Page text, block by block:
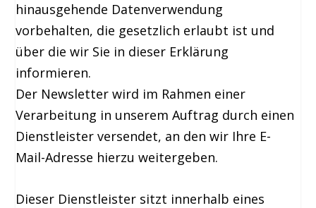
hinausgehende Datenverwendung
vorbehalten, die gesetzlich erlaubt ist und
über die wir Sie in dieser Erklärung
informieren.
Der Newsletter wird im Rahmen einer
Verarbeitung in unserem Auftrag durch einen
Dienstleister versendet, an den wir Ihre E-
Mail-Adresse hierzu weitergeben.
Dieser Dienstleister sitzt innerhalb eines